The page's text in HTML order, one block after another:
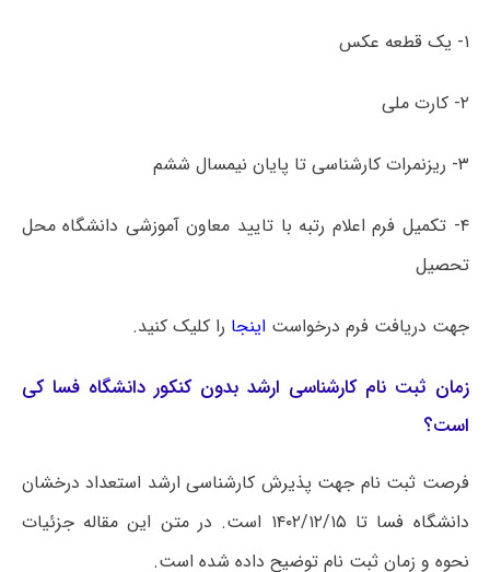
۱- یک قطعه عکس
۲- کارت ملی
۳- ریزنمرات کارشناسی تا پایان نیمسال ششم
۴- تکمیل فرم اعلام رتبه با تایید معاون آموزشی دانشگاه محل
تحصیل
جهت دریافت فرم درخواستاینجا را کلیک کنید.
زمان ثبت نام کارشناسی ارشد بدون کنکور دانشگاه فسا کی
است؟
فرصت ثبت نام جهت پذیرش کارشناسی ارشد استعداد درخشان
دانشگاه فسا تا ۱۴۰۲/۱۲/۱۵ است. در متن این مقاله جزئیات
نحوه و زمان ثبت نام توضیح داده شده است.